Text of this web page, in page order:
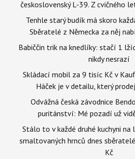
československý L-39. Z cvičného
Tenhle starý budík má skoro
Sběratelé z Německa za něj
Babiččin trik na knedlíky: stačí 1
nikdy nesrazí
Skládací mobil za 9 tisíc Kč v
Háček je v detailu, který
Odvážná česká závodnice
puritánství: Mé pozadí už
Stálo to v každé druhé kuchyni na
smaltovaných hrnců dnes
Kč